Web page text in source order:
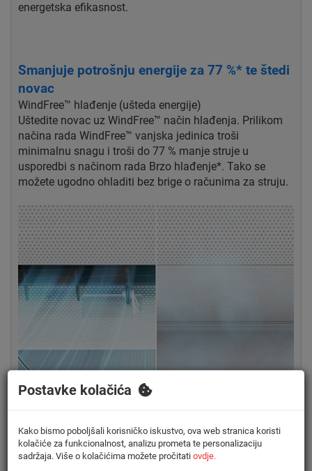
energetska efikasnost.
Smanjuje potrošnju energije za 77 %* te štedi
novac
WindFree™ hlađenje (ušteda energije)
Uštedite novac uz WindFree™ način hlađenja. Prilikom
načina rada WindFree™ vanjska jedinica troši
minimalnu snagu i troši do 77 % manje struje u
usporedbi s načinom rada Brzo hlađenje*. Tako se
možete ugodno ohladiti bez brige o računima za struju.
Postavke kolačića
Kako bismo poboljšali korisničko iskustvo, ova web stranica koristi
kolačiće za funkcionalnost, analizu prometa te personalizaciju
sadržaja. Više o kolačićima možete pročitati ovdje.